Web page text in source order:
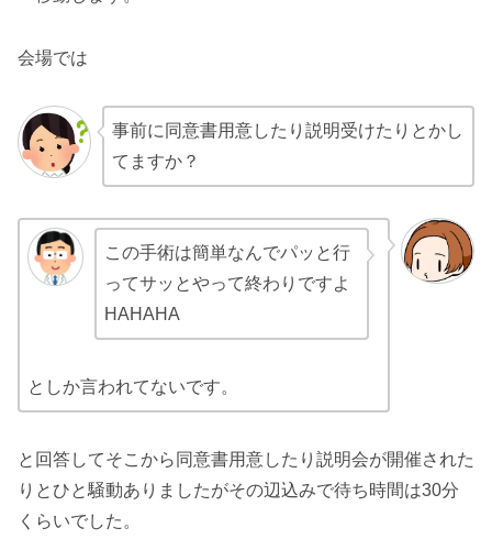
会場では
事前に同意書用意したり説明受けたりとかし
てますか？
この手術は簡単なんでパッと行
ってサッとやって終わりですよ
HAHAHA
としか言われてないです。
と回答してそこから同意書用意したり説明会が開催された
りとひと騒動ありましたがその辺込みで待ち時間は30分
くらいでした。